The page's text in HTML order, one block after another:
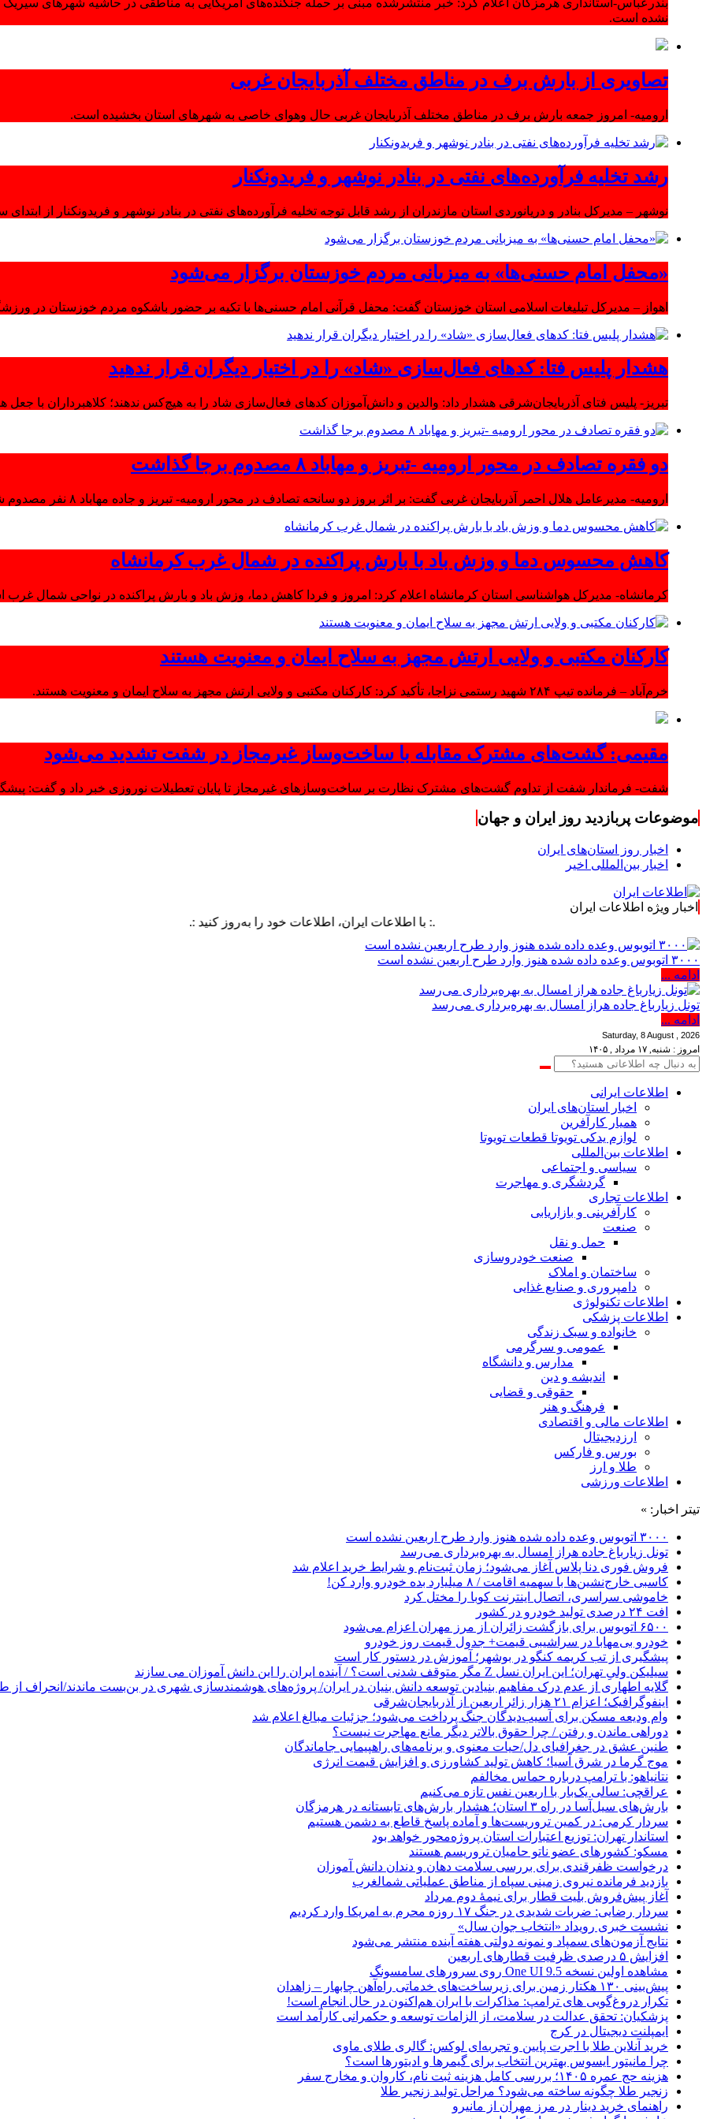
بندرعباس-استانداری هرمزگان اعلام کرد: خبر منتشرشده مبنی بر حمله جنگنده‌های آمریکایی به مناطقی در حاشیه شهرهای
نشده است.
تصاویری از بارش برف در مناطق مختلف آذربایجان غربی
ارومیه- امروز جمعه بارش برف در مناطق مختلف آذربایجان غربی حال وهوای خاصی به شهرهای استان بخشیده است.
رشد تخلیه فرآورده‌های نفتی در بنادر نوشهر و فریدونکنار
نوشهر – مدیرکل بنادر و دریانوردی استان مازندران از رشد قابل توجه تخلیه فرآورده‌های نفتی در بنادر نوشهر و فریدونکنار از
«محفل امام حسنی‌ها» به میزبانی مردم خوزستان برگزار می‌شود
اهواز – مدیرکل تبلیغات اسلامی استان خوزستان گفت: محفل قرآنی امام حسنی‌ها با تکیه بر حضور باشکوه مردم خوزستان در
هشدار پلیس فتا: کدهای فعال‌سازی «شاد» را در اختیار دیگران قرار ندهید
تبریز- پلیس فتای آذربایجان‌شرقی هشدار داد: والدین و دانش‌آموزان کدهای فعال‌سازی شاد را به هیچ‌کس ندهند؛ کلاهبرداران با
دو فقره تصادف در محور ارومیه -تبریز و مهاباد ۸ مصدوم برجا گذاشت
ارومیه- مدیرعامل هلال احمر آذربایجان غربی گفت: بر اثر بروز دو سانحه تصادف در محور ارومیه- تبریز و جاده مهاباد ۸ نفر مصدوم شدند.
کاهش محسوس دما و وزش باد با بارش پراکنده در شمال غرب کرمانشاه
کرمانشاه- مدیرکل هواشناسی استان کرمانشاه اعلام کرد: امروز و فردا کاهش دما، وزش باد و بارش پراکنده در نواحی شمال
کارکنان مکتبی و ولایی ارتش مجهز به سلاح ایمان و معنویت هستند
خرم‌آباد – فرمانده تیپ ۲۸۴ شهید رستمی نزاجا، تأکید کرد: کارکنان مکتبی و ولایی ارتش مجهز به سلاح ایمان و معنویت هستند.
مقیمی: گشت‌های مشترک مقابله با ساخت‌وساز غیرمجاز در شفت تشدید می‌شود
شفت- فرماندار شفت از تداوم گشت‌های مشترک نظارت بر ساخت‌وسازهای غیرمجاز تا پایان تعطیلات نوروزی خبر داد و گفت:
موضوعات پربازدید روز ایران و جهان
اخبار روز استان‌های ایران
اخبار بین‌المللی اخیر
اخبار ویژه اطلاعات ایران
.: با اطلاعات ایران، اطلاعات خود را به‌روز کنید :.
۳۰۰۰ اتوبوس وعده داده شده هنوز وارد طرح اربعین نشده است
ادامه ...
تونل زیارباغ جاده هراز امسال به بهره‌برداری می‌رسد
ادامه ...
Saturday, 8 August , 2026
امروز : شنبه, ۱۷ مرداد , ۱۴۰۵
اطلاعات‌ ‎ایرانی
اخبار استان‌های ایران
همیار کارآفرین
لوازم یدکی تویوتا قطعات تویوتا
اطلاعات بین‌المللی
سیاسی و اجتماعی
گردشگری و مهاجرت
اطلاعات تجاری
کارآفرینی و بازاریابی
صنعت
حمل و نقل
صنعت خودروسازی
ساختمان و املاک
دامپروری و صنایع غذایی
اطلاعات تکنولوژی
اطلاعات پزشکی
خانواده و سبک زندگی
عمومی و سرگرمی
مدارس و دانشگاه
اندیشه و دین
حقوقی و قضایی
فرهنگ و هنر
اطلاعات مالی و اقتصادی
ارزدیجیتال
بورس و فارکس
طلا و ارز
اطلاعات ورزشی
تیتر اخبار: »
۳۰۰۰ اتوبوس وعده داده شده هنوز وارد طرح اربعین نشده است
تونل زیارباغ جاده هراز امسال به بهره‌برداری می‌رسد
فروش فوری دنا پلاس آغاز می‌شود؛ زمان ثبت‌نام و شرایط خرید اعلام شد
کاسبی خارج‌نشین‌ها با سهمیه اقامت / ۸ میلیارد بده خودرو وارد کن!
خاموشی سراسری، اتصال اینترنت کوبا را مختل کرد
افت ۲۴ درصدی تولید خودرو در کشور
۶۵۰۰ اتوبوس برای بازگشت زائران از مرز مهران اعزام می‌شود
خودرو بی‌مهابا در سراشیبی قیمت+ جدول قیمت روز خودرو
پیشگیری از تب کریمه کنگو در بوشهر؛ آموزش در دستور کار است
سیلیکن ولیِ تهران؛ این ایران نسل Z مگر متوقف شدنی است؟ / آینده ایران را این دانش آموزان می سازند
گلایه اطهاری از عدم درک مفاهیم بنیادین توسعه دانش بنیان در ایران/ پروژه‌های هوشمندسازی شهری در بن‌بست ماندند/انحراف از طرح جامع ۱۳۸۶ به
اینفوگرافیک؛ اعزام ۲۱ هزار زائر اربعین از آذربایجان‌شرقی
وام ودیعه مسکن برای آسیب‌دیدگان جنگ پرداخت می‌شود؛ جزئیات مبالغ اعلام شد
دوراهی ماندن و رفتن / چرا حقوق بالاتر دیگر مانع مهاجرت نیست؟
طنین عشق در جغرافیای دل/حیات معنوی و برنامه‌های راهپیمایی جاماندگان
موج گرما در شرق آسیا؛ کاهش تولید کشاورزی و افزایش قیمت انرژی
نتانیاهو: با ترامپ درباره حماس مخالفم
عراقچی: سالی یک‌بار با اربعین نفس تازه می‌کنیم
بارش‌های سیل‌آسا در راه ۳ استان؛ هشدار بارش‌های تابستانه در هرمزگان
سردار کرمی: در کمین تروریست‌ها و آماده پاسخ قاطع به دشمن هستیم
استاندار تهران: توزیع اعتبارات استان پروژه‌محور خواهد بود
مسکو: کشورهای عضو ناتو حامیان تروریسم هستند
درخواست ظفرقندی برای بررسی سلامت دهان و دندان دانش آموزان
بازدید فرمانده نیروی زمینی سپاه از مناطق عملیاتی شمالغرب
آغاز پیش‌فروش بلیت قطار برای نیمۀ دوم مرداد
سردار رضایی: ضربات شدیدی در جنگ ۱۷ روزه محرم به امریکا وارد کردیم
نشست خبری رویداد «انتخاب جوان سال»
نتایج آزمون‌های سمپاد و نمونه دولتی هفته آینده منتشر می‌شود
افزایش ۵ درصدی ظرفیت قطارهای اربعین
مشاهده اولین نسخه One UI 9.5 روی سرورهای سامسونگ
پیش‌بینی ۱۳۰ هکتار زمین برای زیرساخت‌های خدماتی راه‌آهن چابهار – زاهدان
تکرار دروغ‌گویی های ترامپ: مذاکرات با ایران هم‌اکنون در حال انجام است!
پزشکیان: تحقق عدالت در سلامت، از الزامات توسعه و حکمرانی کارآمد است
ایمپلنت دیجیتال در کرج
خرید آنلاین طلا با اجرت پایین و تجربه‌ای لوکس: گالری طلای ماوی
چرا مانیتور ایسوس بهترین انتخاب برای گیمرها و ادیتورها است؟
هزینه حج عمره ۱۴۰۵؛ بررسی کامل هزینه ثبت نام، کاروان و مخارج سفر
زنجیر طلا چگونه ساخته می‌شود؟ مراحل تولید زنجیر طلا
راهنمای خرید دینار در مرز مهران از مانیرو